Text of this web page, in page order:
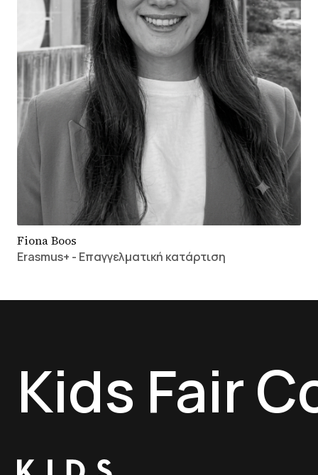
Fiona Boos
Erasmus+ - Επαγγελματική κατάρτιση
Kids Fair